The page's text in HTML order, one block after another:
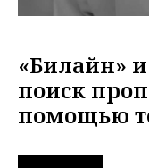
«Билайн»
поиск
помощью